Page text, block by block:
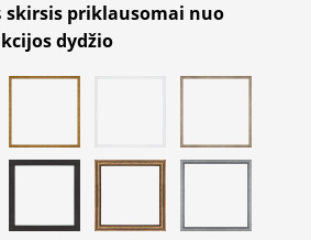
skirsis priklausomai nuo
dydžio